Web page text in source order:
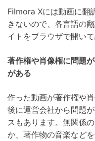
Filmora Xには動画に翻
きないので、各言語の
イトをブラウザで開い
著作権や肖像権に問題
がある
作った動画が著作権や
後に運営会社から問題
スもあります。無関係
か、著作物の音楽など